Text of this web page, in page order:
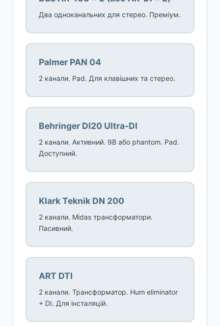
Два одноканальних для стерео. Преміум.
Palmer PAN 04
2 канали. Pad. Для клавішних та стерео.
Behringer DI20 Ultra-DI
2 канали. Активний. 9В або phantom. Pad.
Доступний.
Klark Teknik DN 200
2 канали. Midas трансформатори.
Пасивний.
ART DTI
2 канали. Трансформатор. Hum eliminator
+ DI. Для інсталяцій.